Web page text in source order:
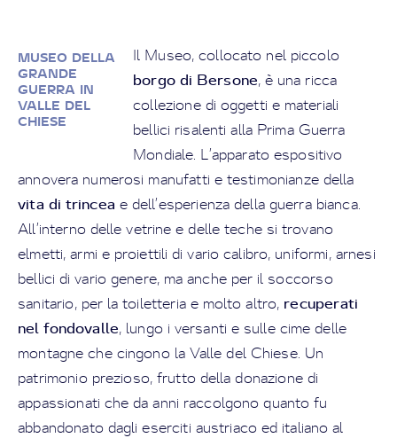
MUSEO DELLA
GRANDE
GUERRA IN
VALLE DEL
CHIESE
Il Museo, collocato nel piccolo
borgo di Bersone, è una ricca
collezione di oggetti e materiali
bellici risalenti alla Prima Guerra
Mondiale. L’apparato espositivo
annovera numerosi manufatti e testimonianze della
vita di trincea e dell’esperienza della guerra bianca.
All’interno delle vetrine e delle teche si trovano
elmetti, armi e proiettili di vario calibro, uniformi, arnesi
bellici di vario genere, ma anche per il soccorso
sanitario, per la toiletteria e molto altro, recuperati
nel fondovalle, lungo i versanti e sulle cime delle
montagne che cingono la Valle del Chiese. Un
patrimonio prezioso, frutto della donazione di
appassionati che da anni raccolgono quanto fu
abbandonato dagli eserciti austriaco ed italiano al